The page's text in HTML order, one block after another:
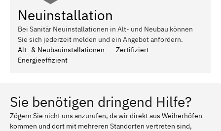
Neuinstallation
Bei Sanitär Neuinstallationen in Alt- und Neubau können
Sie sich jederzeit melden und ein Angebot anfordern.
Alt- & Neubauinstallationen
Zertifiziert
Energieeffizient
Sie benötigen dringend Hilfe?
Zögern Sie nicht uns anzurufen, da wir direkt aus Weiherhöfen
kommen und dort mit mehreren Standorten vertreten sind,